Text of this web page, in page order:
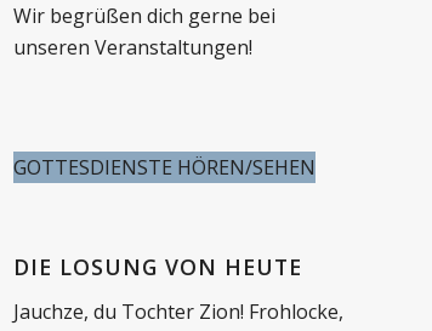
Wir begrüßen dich gerne bei
unseren Veranstaltungen!
GOTTESDIENSTE HÖREN/SEHEN
DIE LOSUNG VON HEUTE
Jauchze, du Tochter Zion! Frohlocke,